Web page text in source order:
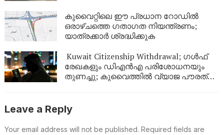
കുവൈറ്റിലെ ഈ പ്രധാന റോഡിൽ
ഒരാഴ്ചത്തെ ഗതാഗത നിയന്ത്രണം;
യാത്രക്കാർ ശ്രദ്ധിക്കുക
Kuwait Citizenship Withdrawal; ഗൾഫ്
രേഖകളും ഡിഎൻഎ പരിശോധനയും
തുണച്ചു; കുവൈത്തിൽ വ്യാജ പൗരത്വം
Leave a Reply
Your email address will not be published. Required fields are